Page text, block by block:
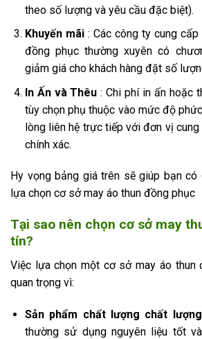
theo số lượng và yêu cầu đặc biệt).
Khuyến mãi: Các công ty cung cấp
đồng phục thường xuyên có
giảm giá cho khách hàng đặt số
In Ấn và Thêu : Chi phí in ấn hoặc
tùy chọn phụ thuộc vào mức độ
lòng liên hệ trực tiếp với đơn vị
chính xác.
Hy vọng bảng giá trên sẽ giúp bạn có
lựa chọn cơ sở may áo thun đồng phục
Tại sao nên chọn cơ sở may
tín?
Việc lựa chọn một cơ sở may áo thun
quan trọng vì:
Sản phẩm chất lượng chất lượng
thường sử dụng nguyên liệu tốt